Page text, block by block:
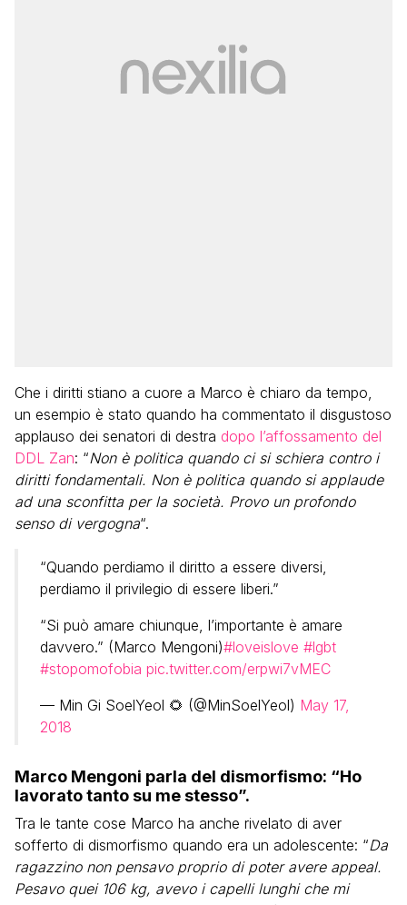
Che i diritti stiano a cuore a Marco è chiaro da tempo,
un esempio è stato quando ha commentato il disgustoso
applauso dei senatori di destra dopo l’affossamento del
DDL Zan: “Non è politica quando ci si schiera contro i
diritti fondamentali. Non è politica quando si applaude
ad una sconfitta per la società. Provo un profondo
senso di vergogna“.
“Quando perdiamo il diritto a essere diversi,
perdiamo il privilegio di essere liberi.”
“Si può amare chiunque, l’importante è amare
davvero.” (Marco Mengoni)#loveislove #lgbt
#stopomofobia pic.twitter.com/erpwi7vMEC
— Min Gi SoelYeol 🌻 (@MinSoelYeol) May 17,
2018
Marco Mengoni parla del dismorfismo: “Ho
lavorato tanto su me stesso”.
Tra le tante cose Marco ha anche rivelato di aver
sofferto di dismorfismo quando era un adolescente: “Da
ragazzino non pensavo proprio di poter avere appeal.
Pesavo quei 106 kg, avevo i capelli lunghi che mi